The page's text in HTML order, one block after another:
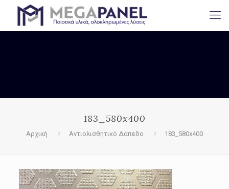
183_580x400
Αρχική Αντιολισθητικό Δάπεδο 183_580x400